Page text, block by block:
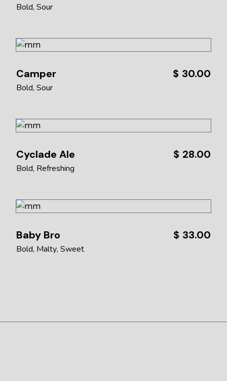
Bold Sour
Camper $ 30.00
Bold Sour
Cyclade Ale $ 28.00
Bold Refreshing
Baby Bro $ 33.00
Bold Malty Sweet